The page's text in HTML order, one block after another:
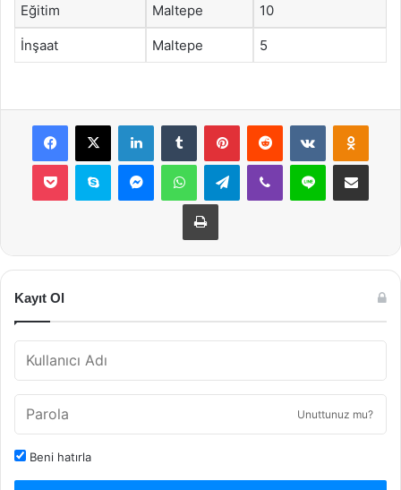
Eğitim Maltepe 10
İnşaat Maltepe 5
Facebook
X LinkedInTumblr PinterestReddit VKontakte
Pocket Skype MessengerWhatsAppTelegramViber Line E-Posta ile
Yazdır
Kayıt Ol
Unuttunuz mu?
Beni hatırla